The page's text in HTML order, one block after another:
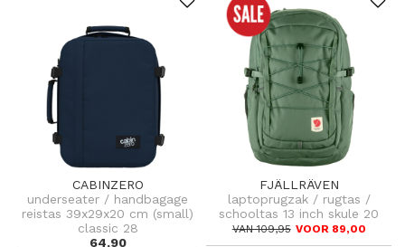
CABINZERO
underseater / handbagage
reistas 39x29x20 cm (small)
classic 28
64,90
FJÄLLRÄVEN
laptoprugzak / rugtas /
schooltas 13 inch skule 20
VAN 109,95 VOOR 89,00